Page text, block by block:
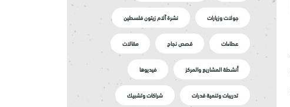
جولات وزيارات نشرة آلام زيتون فلسطين
عطاءات قصص نجاح مقالات
أنشطة المشاريع والمركز فيديوها
تدريبات وتنمية قدرات شراكات وتشبيك